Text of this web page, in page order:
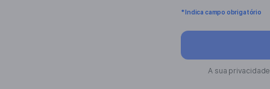
* Indica campo obrigatório
A sua